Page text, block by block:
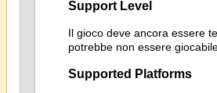
Support Level
Il gioco deve ancora essere
potrebbe non essere
Supported Platforms